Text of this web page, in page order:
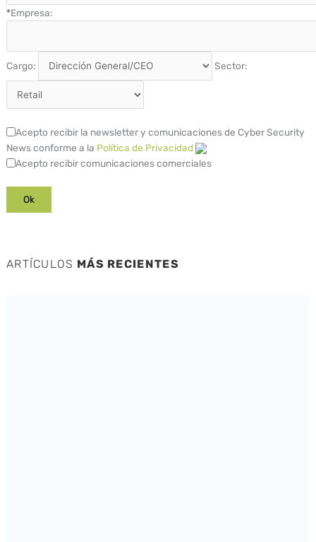
*Empresa:
Cargo: Sector:
Acepto recibir la newsletter y comunicaciones de Cyber Security
News conforme a la Política de Privacidad
Acepto recibir comunicaciones comerciales
ARTÍCULOS MÁS RECIENTES